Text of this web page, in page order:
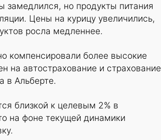
замедлился, но продукты питания
Цены на курицу увеличились,
росла медленнее.
компенсировали более высокие
на автострахование и страхование
в Альберте.
близкой к целевым 2% в
на фоне текущей динамики